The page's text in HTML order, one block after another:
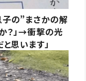
子の”まさかの解
？」→衝撃の光
思います」